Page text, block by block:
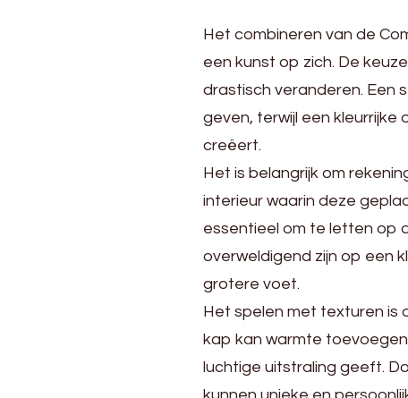
Het combineren van de
een kunst op zich. De
drastisch veranderen. Een
geven, terwijl een
creëert.
Het is belangrijk om
interieur waarin deze
essentieel om te letten op
overweldigend zijn op een
grotere voet.
Het spelen met texturen is
kap kan warmte
luchtige uitstraling geeft.
kunnen unieke en